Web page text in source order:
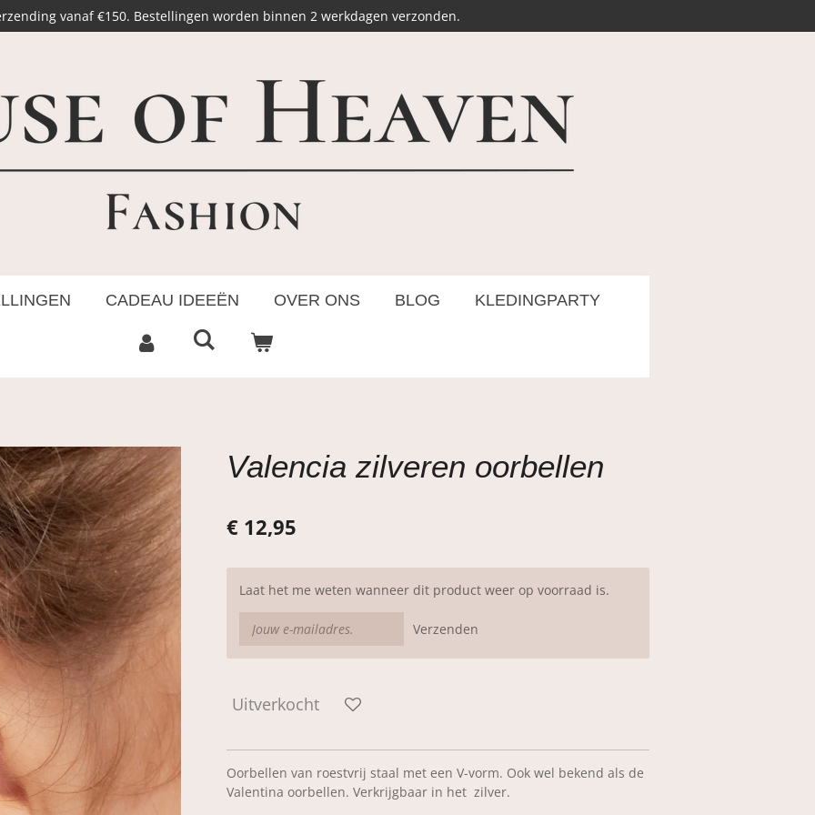
vanaf €150. Bestellingen worden binnen 2 werkdagen verzonden.
CADEAU IDEEËN OVER ONS BLOG KLEDINGPARTY
Valencia zilveren oorbellen
€ 12,95
Laat het me weten wanneer dit product weer op voorraad is.
Verzenden
Uitverkocht
Oorbellen van roestvrij staal met een V-vorm. Ook wel bekend als de
Valentina oorbellen. Verkrijgbaar in het zilver.